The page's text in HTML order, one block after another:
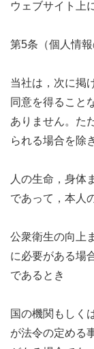
ウェブサイト上
第5条（個人情報
当社は，次に掲
同意を得ること
ありません。た
られる場合を除
人の生命，身体
であって，本人
公衆衛生の向上
に必要がある場
であるとき
国の機関もしく
が法令の定める